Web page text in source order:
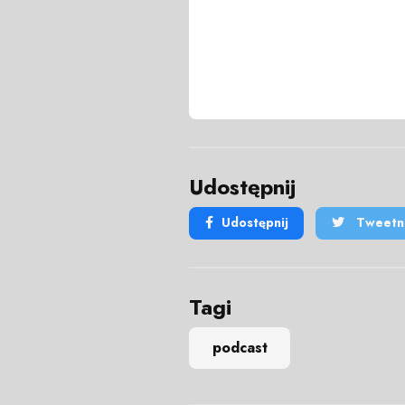
Udostępnij
Udostępnij
Tagi
podcast